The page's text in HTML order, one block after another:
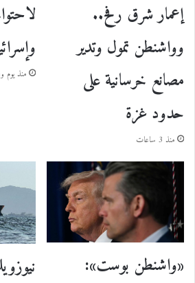
إعمار شرق رفح..
وواشنطن تمول وتدير
مصانع خرسانية على
حدود غزة
منذ 3 ساعات
منذ يوم
«واشنطن بوست»: